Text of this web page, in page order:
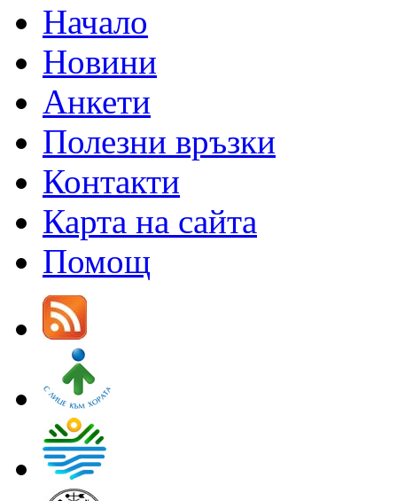
Начало
Новини
Анкети
Полезни връзки
Контакти
Карта на сайта
Помощ